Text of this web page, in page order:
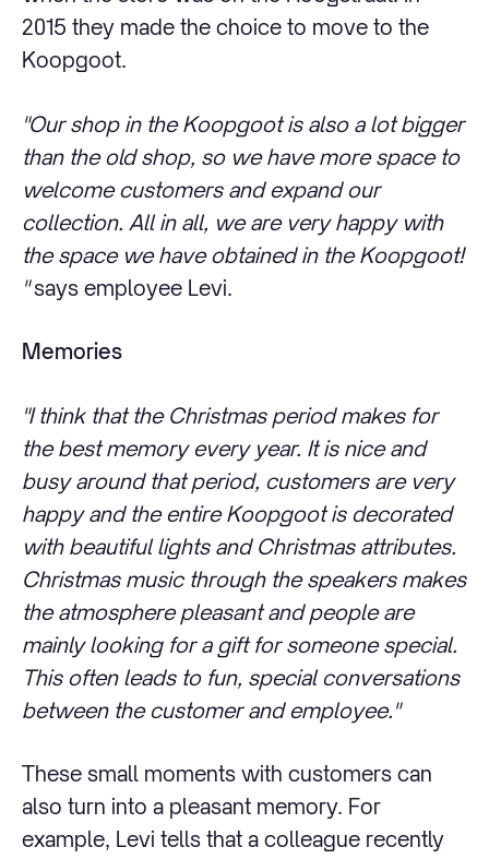
2015 they made the choice to move to the
Koopgoot.
"Our shop in the Koopgoot is also a lot bigger
than the old shop, so we have more space to
welcome customers and expand our
collection. All in all, we are very happy with
the space we have obtained in the Koopgoot!
"says employee Levi.
Memories
"I think that the Christmas period makes for
the best memory every year. It is nice and
busy around that period, customers are very
happy and the entire Koopgoot is decorated
with beautiful lights and Christmas attributes.
Christmas music through the speakers makes
the atmosphere pleasant and people are
mainly looking for a gift for someone special.
This often leads to fun, special conversations
between the customer and employee."
These small moments with customers can
also turn into a pleasant memory. For
example, Levi tells that a colleague recently